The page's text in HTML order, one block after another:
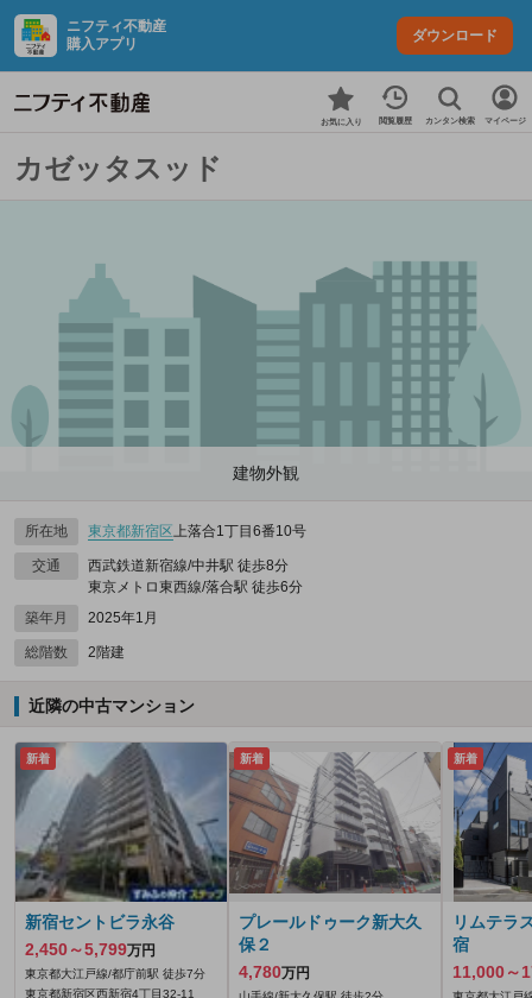
ニフティ不動産
購入アプリ
ダウンロード
お気に入り 閲覧履歴 カンタン検索 マイページ
カゼッタスッド
建物外観
所在地 東京都新宿区上落合1丁目6番10号
交通
西武鉄道新宿線/中井駅 徒歩8分
東京メトロ東西線/落合駅 徒歩6分
築年月
2025年1月
総階数 2階建
近隣の中古マンション
新着
新宿セントビラ永谷
2,450～5,799万円
東京都大江戸線/都庁前駅 徒歩7分
東京都新宿区西新宿4丁目32-11
新着
プレールドゥーク新大久
保２
4,780万円
新着
リムテラ
宿
11,000～